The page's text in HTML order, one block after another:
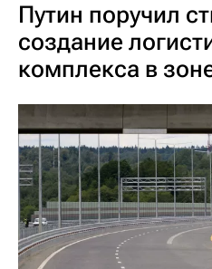
Путин поручил
создание
комплекса в